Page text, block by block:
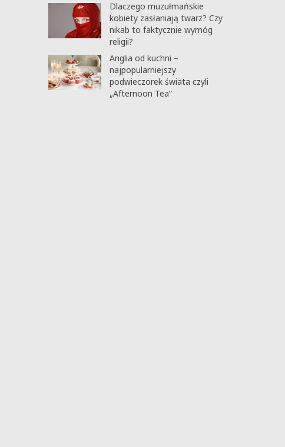
Dlaczego muzułmańskie
kobiety zasłaniają twarz? Czy
nikab to faktycznie wymóg
religii?
Anglia od kuchni –
najpopularniejszy
podwieczorek świata czyli
„Afternoon Tea”